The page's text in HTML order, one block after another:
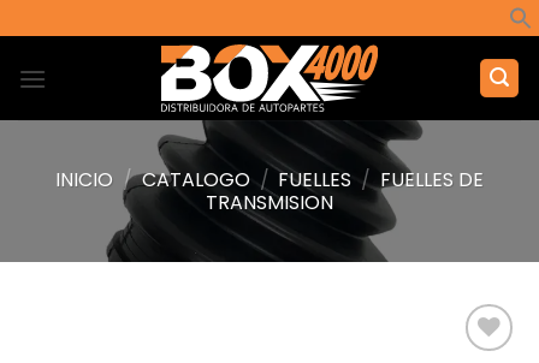
al
contenido
INICIO / CATALOGO / FUELLES / FUELLES DE
TRANSMISION